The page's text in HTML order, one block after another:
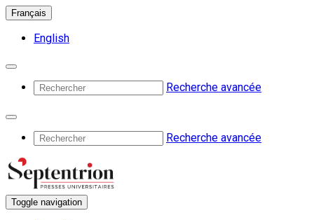
Français
English
Recherche avancée
Recherche avancée
Toggle navigation